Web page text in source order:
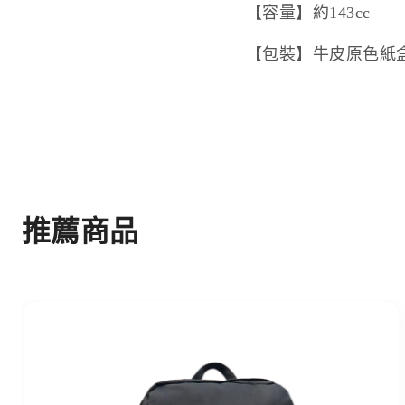
【容量】約143cc
【包裝】牛皮原色紙
推薦商品